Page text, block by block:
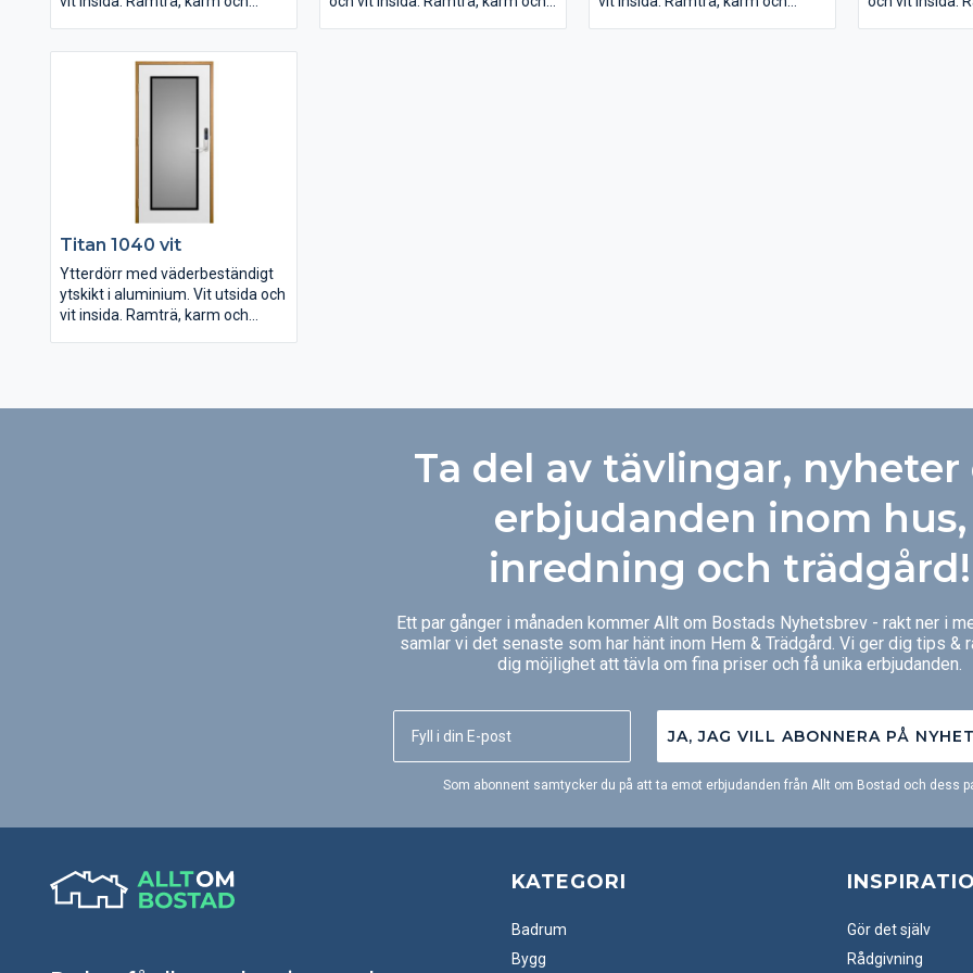
Mått M10x21
U-värde 0,69
Levereras i låda av plywood.
Titan 1040 vit
Ytterdörr med väderbeständigt
ytskikt i aluminium. Vit utsida och
vit insida. Ramträ, karm och
Ta del av tävlingar, nyheter
erbjudanden inom hus,
inredning och trädgård!
Ett par gånger i månaden kommer Allt om Bostads Nyhetsbrev - rakt ner i
samlar vi det senaste som har hänt inom Hem & Trädgård. Vi ger dig tips &
dig möjlighet att tävla om fina priser och få unika erbjudanden.
JA, JAG VILL ABONNERA PÅ
Som abonnent samtycker du på att ta emot erbjudanden från Allt om Bostad och dess
KATEGORI
Badrum
Bygg
Gör det själv
Rådgivning